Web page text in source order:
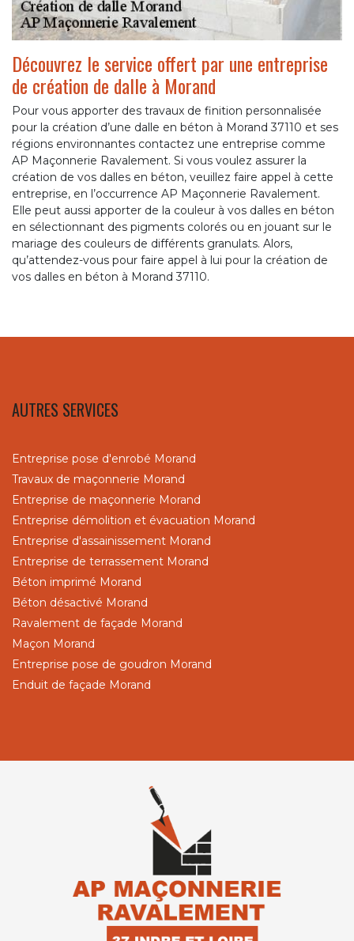
Découvrez le service offert par une entreprise
de création de dalle à Morand
Pour vous apporter des travaux de finition personnalisée
pour la création d’une dalle en béton à Morand 37110 et ses
régions environnantes contactez une entreprise comme
AP Maçonnerie Ravalement. Si vous voulez assurer la
création de vos dalles en béton, veuillez faire appel à cette
entreprise, en l’occurrence AP Maçonnerie Ravalement.
Elle peut aussi apporter de la couleur à vos dalles en béton
en sélectionnant des pigments colorés ou en jouant sur le
mariage des couleurs de différents granulats. Alors,
qu’attendez-vous pour faire appel à lui pour la création de
vos dalles en béton à Morand 37110.
AUTRES SERVICES
Entreprise pose d'enrobé Morand
Travaux de maçonnerie Morand
Entreprise de maçonnerie Morand
Entreprise démolition et évacuation Morand
Entreprise d'assainissement Morand
Entreprise de terrassement Morand
Béton imprimé Morand
Béton désactivé Morand
Ravalement de façade Morand
Maçon Morand
Entreprise pose de goudron Morand
Enduit de façade Morand